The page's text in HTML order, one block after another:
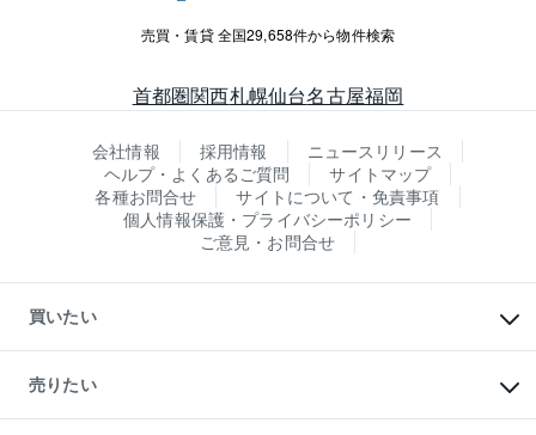
売買・賃貸 全国29,658件から物件検索
首都圏関西札幌仙台名古屋福岡
会社情報 採用情報
ニュースリリース
ヘルプ・よくあるご質問
サイトマップ
各種お問合せ
サイトについて・免責事項
個人情報保護・プライバシーポリシー
ご意見・お問合せ
買いたい
新築・分譲マンションの購入
中古マンションの購入
一戸建ての購入
売りたい